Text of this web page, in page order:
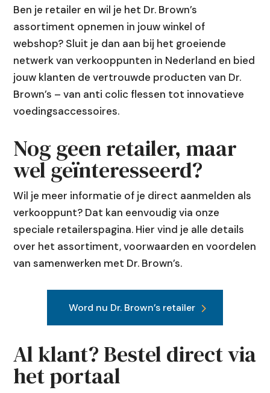
Ben je retailer en wil je het Dr. Brown’s
assortiment opnemen in jouw winkel of
webshop? Sluit je dan aan bij het groeiende
netwerk van verkooppunten in Nederland en bied
jouw klanten de vertrouwde producten van Dr.
Brown’s – van anti colic flessen tot innovatieve
voedingsaccessoires.
Nog geen retailer, maar
wel geïnteresseerd?
Wil je meer informatie of je direct aanmelden als
verkooppunt? Dat kan eenvoudig via onze
speciale retailerspagina. Hier vind je alle details
over het assortiment, voorwaarden en voordelen
van samenwerken met Dr. Brown’s.
Word nu Dr. Brown’s retailer
Al klant? Bestel direct via
het portaal